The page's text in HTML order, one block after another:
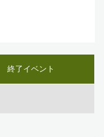
終了イベント